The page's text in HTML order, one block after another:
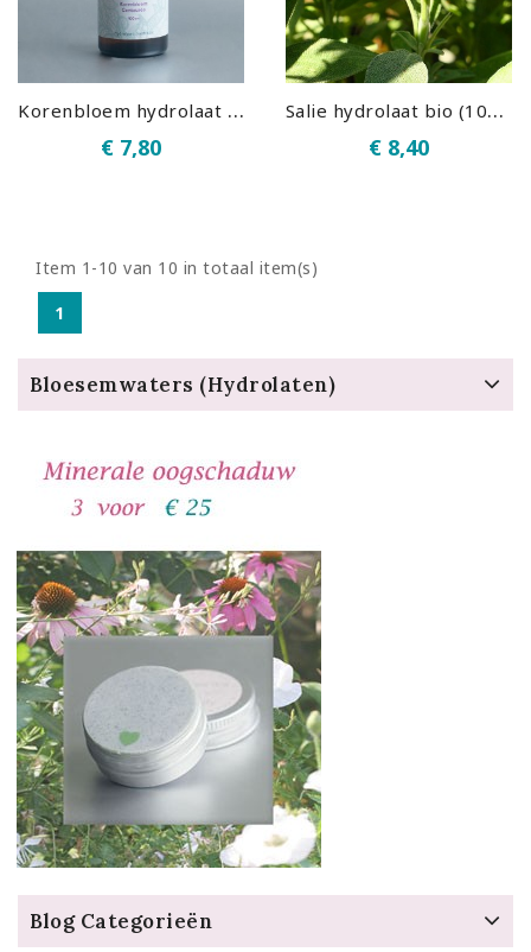
K
orenbloem hydrolaat bio (100 ml)
€ 7,80
S
alie hydrolaat bio (100 ml)
€ 8,40
Item 1-10 van 10 in totaal item(s)
1
Bloesemwaters (hydrolaten)
Blog Categorieën